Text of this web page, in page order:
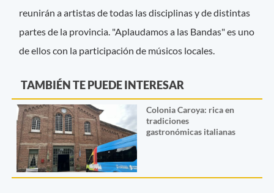
reunirán a artistas de todas las disciplinas y de distintas
partes de la provincia. "Aplaudamos a las Bandas" es uno
de ellos con la participación de músicos locales.
TAMBIÉN TE PUEDE INTERESAR
Colonia Caroya: rica en
tradiciones
gastronómicas italianas